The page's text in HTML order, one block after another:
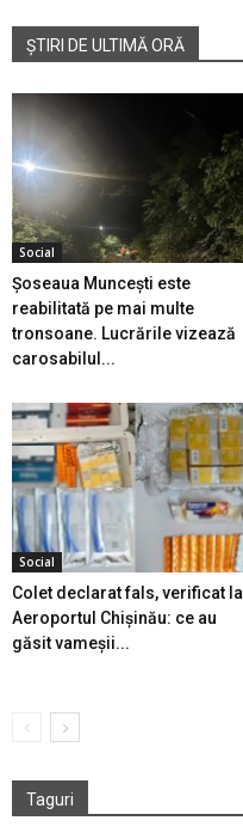
ȘTIRI DE ULTIMĂ ORĂ
Social
Șoseaua Muncești este
reabilitată pe mai multe
tronsoane. Lucrările vizează
carosabilul...
Social
Colet declarat fals, verificat la
Aeroportul Chișinău: ce au
găsit vameșii...
Taguri